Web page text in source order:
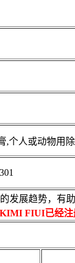
,个人或动物用
发展趋势，有
FIUI已经注